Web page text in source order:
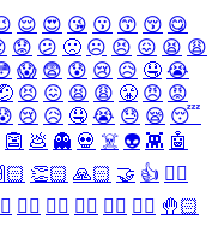
😌 😍 😘 😗 😙 😚 😋
😟 😕 🙁 ☹️ 😣 😖 😫 😩
😱 😨 😰 😢 😥 🤤 😭
😣 😖 😫 😩 😤 😠 😡
😢 😥 🤤 😭 😓 😪 😴
👺 💩 👻 💀 ☠️ 👽 👾 🤖
👏🏻 🙏🏻 🤝 👍 👎🏻
👉🏻 👆🏻 👇🏻 ☝🏻 ✋🏻 🤚🏻